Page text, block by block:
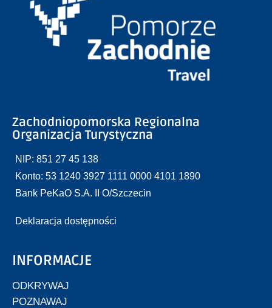
Zachodniopomorska Regionalna
Organizacja Turystyczna
NIP: 851 27 45 138
Konto: 53 1240 3927 1111 0000 4101 1890
Bank PeKaO S.A. II O/Szczecin
Deklaracja dostępności
INFORMACJE
ODKRYWAJ
POZNAWAJ